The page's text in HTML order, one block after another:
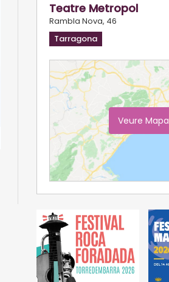
Teatre Metropol
Rambla Nova, 46
Tarragona
Veure Mapa